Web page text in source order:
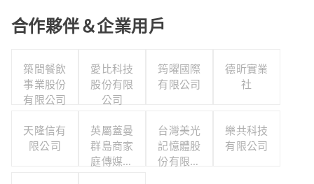
合作夥伴＆企業用戶
築間餐飲
事業股份
有限公司
愛比科技
股份有限
公司
筠曜國際
有限公司
德昕實業
社
天隆信有
限公司
英屬蓋曼
群島商家
庭傳媒股
台灣美光
記憶體股
份有限公
樂共科技
有限公司